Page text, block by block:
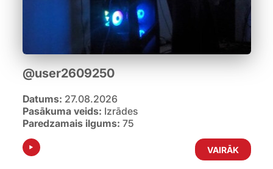
@user2609250
Datums: 27.08.2026
Pasākuma veids: Izrādes
Paredzamais ilgums: 75
VAIRĀK